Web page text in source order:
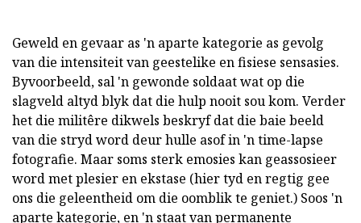
Geweld en gevaar as 'n aparte kategorie as gevolg
van die intensiteit van geestelike en fisiese sensasies.
Byvoorbeeld, sal 'n gewonde soldaat wat op die
slagveld altyd blyk dat die hulp nooit sou kom. Verder
het die militêre dikwels beskryf dat die baie beeld
van die stryd word deur hulle asof in 'n time-lapse
fotografie. Maar soms sterk emosies kan geassosieer
word met plesier en ekstase (hier tyd en regtig gee
ons die geleentheid om die oomblik te geniet.) Soos 'n
aparte kategorie, en 'n staat van permanente